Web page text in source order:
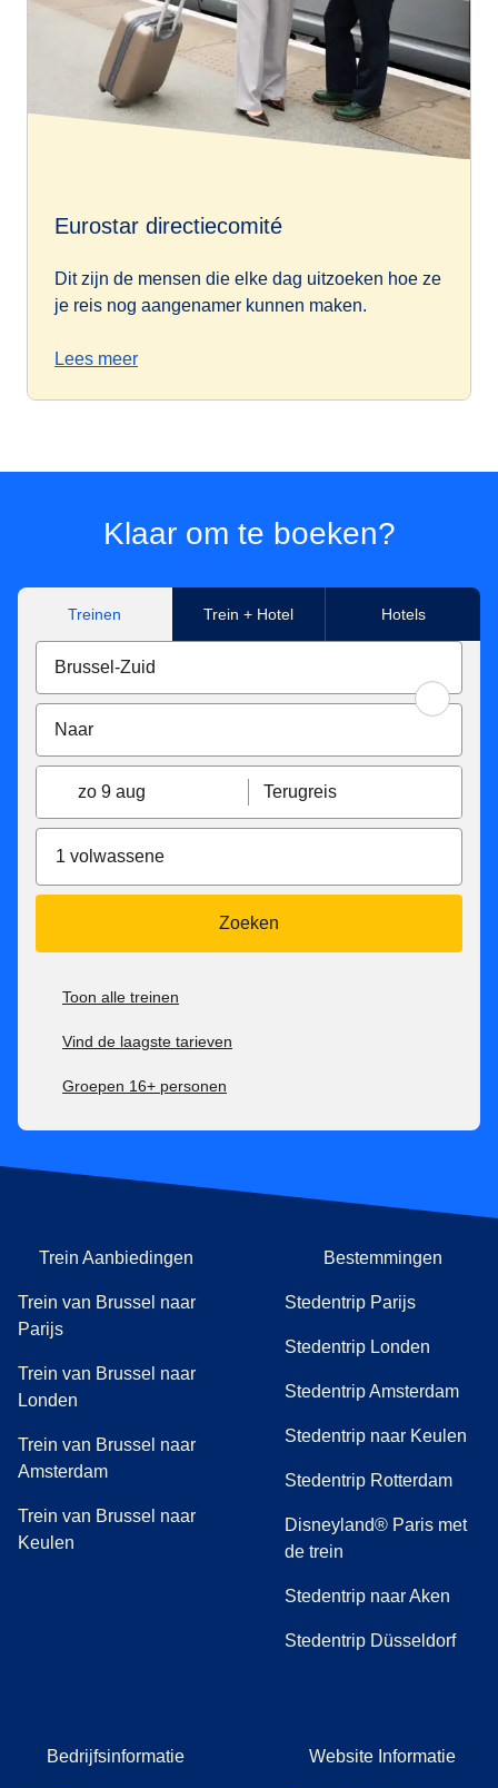
Eurostar directiecomité
Dit zijn de mensen die elke dag uitzoeken hoe ze
je reis nog aangenamer kunnen maken.
Lees meer
Klaar om te boeken?
Treinen Trein + Hotel Hotels
zo 9 aug Terugreis
1 volwassene
Zoeken
Toon alle treinen
Vind de laagste tarieven
Groepen 16+ personen
Trein Aanbiedingen
Trein van Brussel naar
Parijs
Trein van Brussel naar
Londen
Trein van Brussel naar
Amsterdam
Trein van Brussel naar
Keulen
Bestemmingen
Stedentrip Parijs
Stedentrip Londen
Stedentrip Amsterdam
Stedentrip naar Keulen
Stedentrip Rotterdam
Disneyland® Paris met
de trein
Stedentrip naar Aken
Stedentrip Düsseldorf
Bedrijfsinformatie Website Informatie